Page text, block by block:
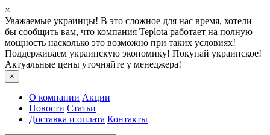
×
Уважаемые украинцы! В это сложное для нас время, хотели
бы сообщить вам, что компания Teplota работает на полную
мощность насколько это возможно при таких условиях!
Поддерживаем украинскую экономику! Покупай украинское!
Актуальные цены уточняйте у менеджера!
×
О компании Акции
Новости Статьи
Доставка и оплата Контакты